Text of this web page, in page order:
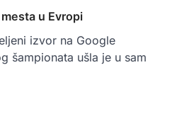
u Evropi
izvor na Google
šampionata ušla je u sam